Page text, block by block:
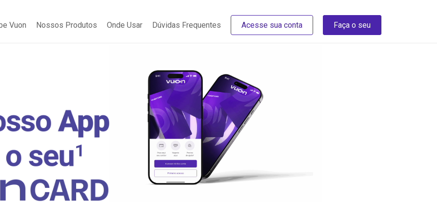
Vuon Nossos Produtos Onde Usar Dúvidas Frequentes Acesse sua conta Faça o seu